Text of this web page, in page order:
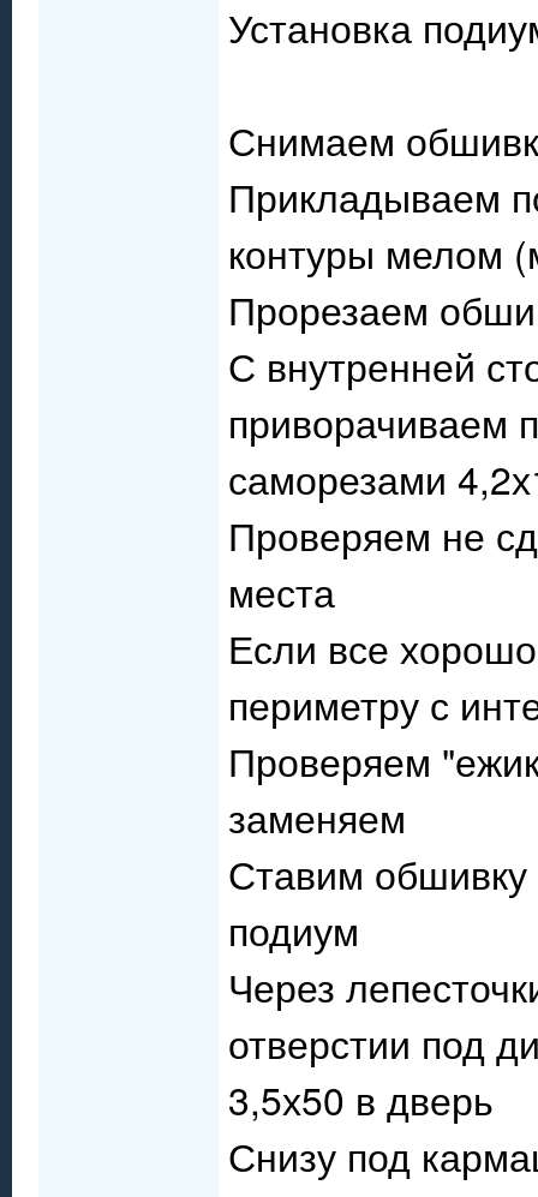
Установка
Снимаем
Прикладываем
контуры мелом
Прорезаем
С внутренней
приворачиваем
саморезами
Проверяем не
места
Если все
периметру с
Проверяем
заменяем
Ставим обшивку
подиум
Через
отверстии под
3,5х50 в дверь
Снизу под